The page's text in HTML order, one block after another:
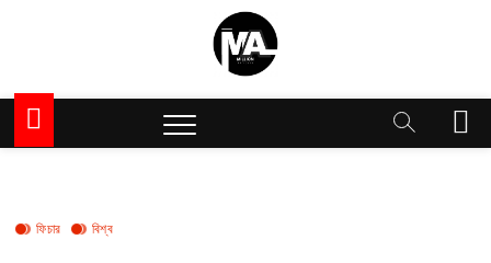
Million Articles
M
e
ফিচার বিশ্ব